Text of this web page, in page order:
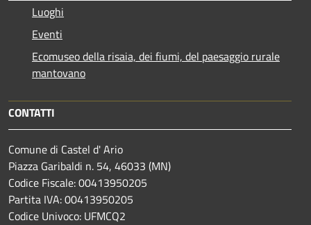
Luoghi
Eventi
Ecomuseo della risaia, dei fiumi, del paesaggio rurale
mantovano
CONTATTI
Comune di Castel d' Ario
Piazza Garibaldi n. 54, 46033 (MN)
Codice Fiscale: 00413950205
Partita IVA: 00413950205
Codice Univoco: UFMCQ2